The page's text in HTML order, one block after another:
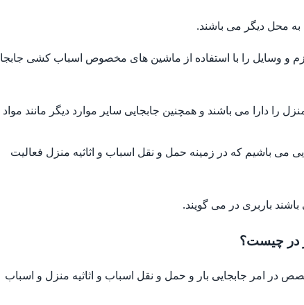
محل دیگر می باشند.
و وسایل را با استفاده از ماشین های مخصوص اسباب کشی جابجا
دارا می باشند و همچنین جابجایی سایر موارد دیگر مانند مواد
می باشیم که در زمینه حمل و نقل اسباب و اثاثیه منزل فعالیت
باربری در می گویند.
در چیست؟
در امر جابجایی بار و حمل و نقل اسباب و اثاثیه منزل و اسباب